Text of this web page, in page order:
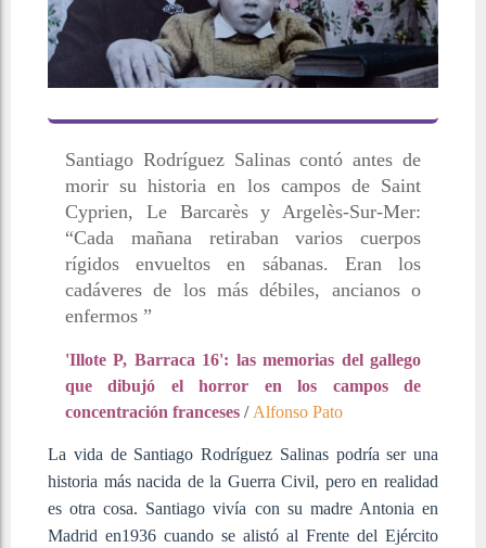
Santiago Rodríguez Salinas contó antes de
morir su historia en los campos de Saint
Cyprien, Le Barcarès y Argelès-Sur-Mer:
“Cada mañana retiraban varios cuerpos
rígidos envueltos en sábanas. Eran los
cadáveres de los más débiles, ancianos o
enfermos ”
'Illote P, Barraca 16': las memorias del gallego
que dibujó el horror en los campos de
concentración franceses / Alfonso Pato
La vida de Santiago Rodríguez Salinas podría ser una
historia más nacida de la Guerra Civil, pero en realidad
es otra cosa. Santiago vivía con su madre Antonia en
Madrid en1936 cuando se alistó al Frente del Ejército